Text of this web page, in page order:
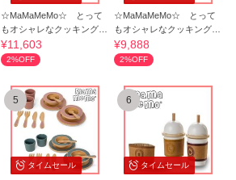
☆MaMaMeMo☆ とって
もオシャレなクッキングセ
ット ままごと♪
¥11,603
2%OFF
☆MaMaMeMo☆ とって
もオシャレなクッキングセ
ット ままごと♪
¥9,888
2%OFF
タイムセール
5
タイムセール
6